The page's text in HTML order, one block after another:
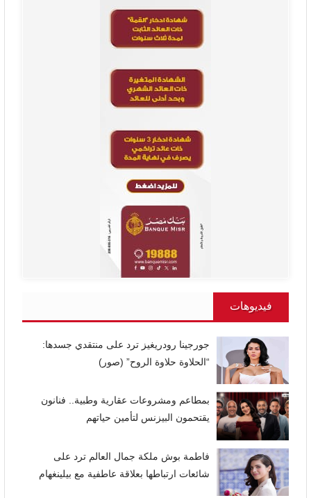
فيديوهات
جورجينا رودريغيز ترد على منتقدي جسدها:
“الحلاوة حلاوة الروح” (صور)
بمطاعم ومشروعات عقارية وطبية.. فنانون
يقتحمون البيزنس لتأمين حياتهم
فاطمة بوش ملكة جمال العالم ترد على
شائعات ارتباطها بعلاقة عاطفية مع بيلينغهام